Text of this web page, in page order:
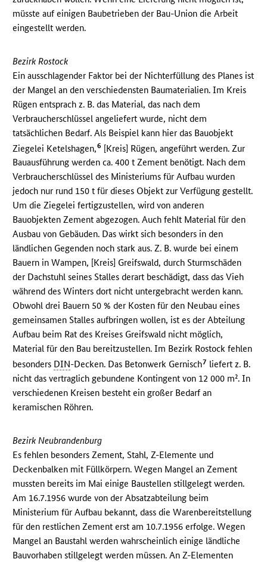
müsste auf einigen Baubetrieben der Bau-Union die Arbeit
eingestellt werden.
Bezirk Rostock
Ein ausschlagender Faktor bei der Nichterfüllung des Planes ist
der Mangel an den verschiedensten Baumaterialien. Im Kreis
Rügen entsprach z. B. das Material, das nach dem
Verbraucherschlüssel angeliefert wurde, nicht dem
tatsächlichen Bedarf. Als Beispiel kann hier das Bauobjekt
Ziegelei Ketelshagen,6 [Kreis] Rügen, angeführt werden. Zur
Bauausführung werden ca. 400 t Zement benötigt. Nach dem
Verbraucherschlüssel des Ministeriums für Aufbau wurden
jedoch nur rund 150 t für dieses Objekt zur Verfügung gestellt.
Um die Ziegelei fertigzustellen, wird von anderen
Bauobjekten Zement abgezogen. Auch fehlt Material für den
Ausbau von Gebäuden. Das wirkt sich besonders in den
ländlichen Gegenden noch stark aus. Z. B. wurde bei einem
Bauern in Wampen, [Kreis] Greifswald, durch Sturmschäden
der Dachstuhl seines Stalles derart beschädigt, dass das Vieh
während des Winters dort nicht untergebracht werden kann.
Obwohl drei Bauern 50 % der Kosten für den Neubau eines
gemeinsamen Stalles aufbringen wollen, ist es der Abteilung
Aufbau beim Rat des Kreises Greifswald nicht möglich,
Material für den Bau bereitzustellen. Im Bezirk Rostock fehlen
besonders DIN-Decken. Das Betonwerk Gernisch7 liefert z. B.
nicht das vertraglich gebundene Kontingent von 12 000 m². In
verschiedenen Kreisen besteht ein großer Bedarf an
keramischen Röhren.
Bezirk Neubrandenburg
Es fehlen besonders Zement, Stahl, Z-Elemente und
Deckenbalken mit Füllkörpern. Wegen Mangel an Zement
mussten bereits im Mai einige Baustellen stillgelegt werden.
Am 16.7.1956 wurde von der Absatzabteilung beim
Ministerium für Aufbau bekannt, dass die Warenbereitstellung
für den restlichen Zement erst am 10.7.1956 erfolge. Wegen
Mangel an Baustahl werden wahrscheinlich einige ländliche
Bauvorhaben stillgelegt werden müssen. An Z-Elementen